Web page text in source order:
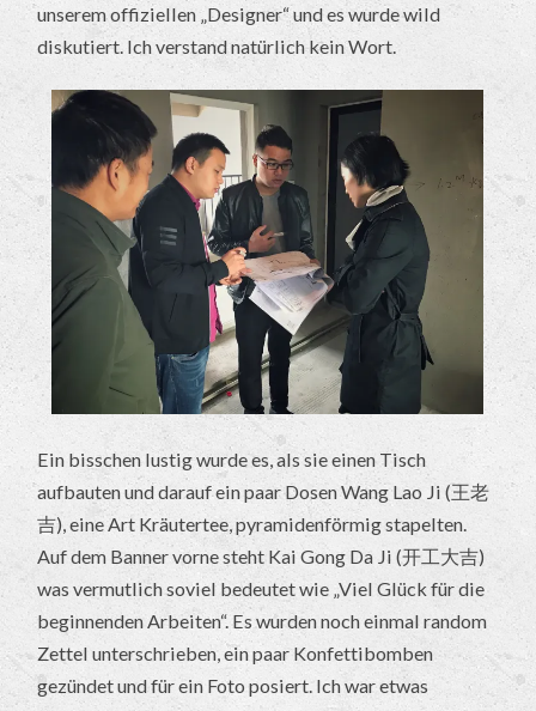
unserem offiziellen „Designer“ und es wurde wild
diskutiert. Ich verstand natürlich kein Wort.
Ein bisschen lustig wurde es, als sie einen Tisch
aufbauten und darauf ein paar Dosen Wang Lao Ji (王老
吉), eine Art Kräutertee, pyramidenförmig stapelten.
Auf dem Banner vorne steht Kai Gong Da Ji (开工大吉)
was vermutlich soviel bedeutet wie „Viel Glück für die
beginnenden Arbeiten“. Es wurden noch einmal random
Zettel unterschrieben, ein paar Konfettibomben
gezündet und für ein Foto posiert. Ich war etwas